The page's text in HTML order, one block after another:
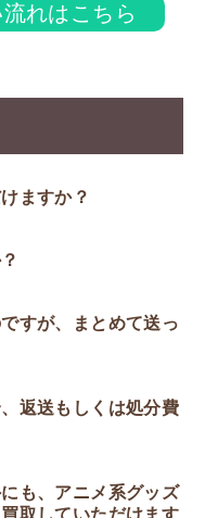
れはこちら
ますか？
すが、まとめて送っ
返送もしくは処分費
も、アニメ系グッズ
取していただけます